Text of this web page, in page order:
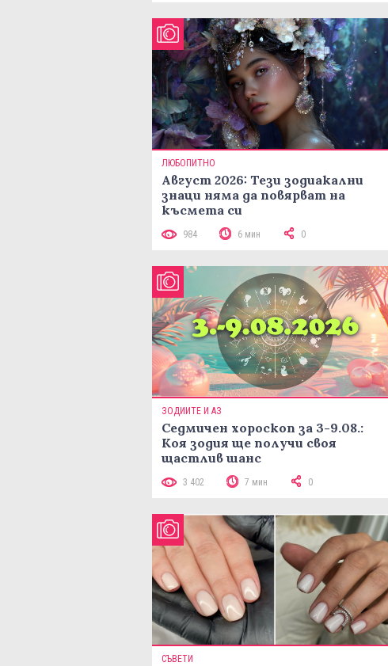
ЛЮБОПИТНО
Август 2026: Тези зодиакални
знаци няма да повярват на
късмета си
984 6 мин 0
ЗОДИИТЕ И АЗ
Седмичен хороскоп за 3-9.08.:
Коя зодия ще получи своя
щастлив шанс
3 402 7 мин 0
СЪВЕТИ